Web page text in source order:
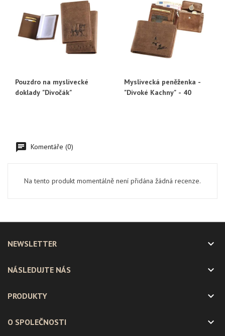
Pouzdro na myslivecké
doklady "Divočák"
Myslivecká peněženka -
"Divoké Kachny" - 40
Komentáře (0)
Na tento produkt momentálně není přidána žádná recenze.
NEWSLETTER 
NÁSLEDUJTE NÁS 
PRODUKTY 
O SPOLEČNOSTI 